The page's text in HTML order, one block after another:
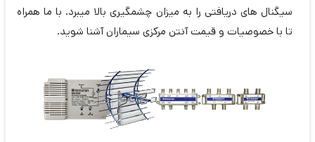
سیگنال های دریافتی را به میزان چشمگیری بالا میبرد. با ما همراه
تا با خصوصیات و قیمت آنتن مرکزی سیماران آشنا شوید.